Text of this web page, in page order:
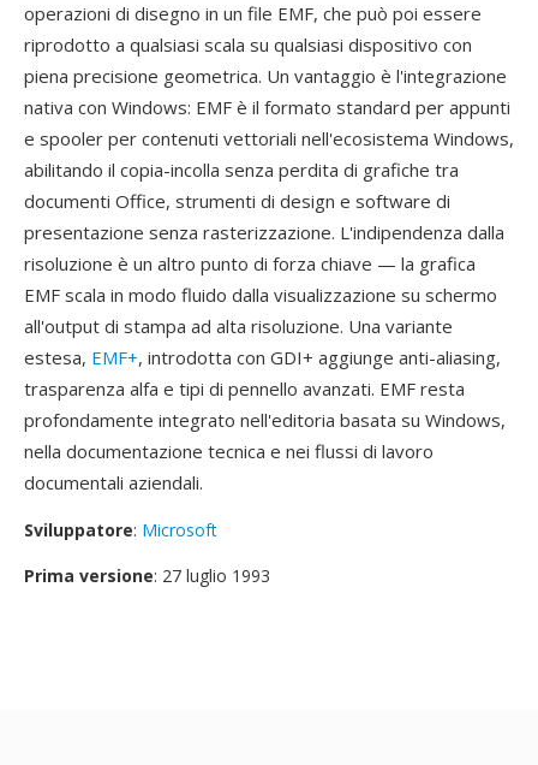
operazioni di disegno in un file EMF, che può poi essere
riprodotto a qualsiasi scala su qualsiasi dispositivo con
piena precisione geometrica. Un vantaggio è l'integrazione
nativa con Windows: EMF è il formato standard per appunti
e spooler per contenuti vettoriali nell'ecosistema Windows,
abilitando il copia-incolla senza perdita di grafiche tra
documenti Office, strumenti di design e software di
presentazione senza rasterizzazione. L'indipendenza dalla
risoluzione è un altro punto di forza chiave — la grafica
EMF scala in modo fluido dalla visualizzazione su schermo
all'output di stampa ad alta risoluzione. Una variante
estesa, EMF+, introdotta con GDI+ aggiunge anti-aliasing,
trasparenza alfa e tipi di pennello avanzati. EMF resta
profondamente integrato nell'editoria basata su Windows,
nella documentazione tecnica e nei flussi di lavoro
documentali aziendali.
Sviluppatore: Microsoft
Prima versione: 27 luglio 1993